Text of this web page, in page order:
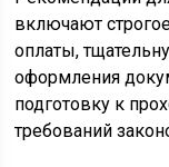
включают
оплаты,
оформления
подготовку к
требований